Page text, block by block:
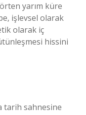
yarım küre
işlevsel olarak
olarak iç
hissini
tarih sahnesine